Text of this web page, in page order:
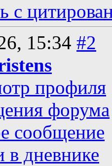
с
15:34 #2
профиля
форума
сообщение
в дневнике